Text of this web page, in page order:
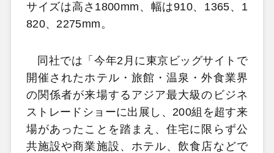
サイズは高さ1800mm、幅は910、1365、1
820、2275mm。
同社では「今年2月に東京ビッグサイトで
開催されたホテル・旅館・温泉・外食業界
の関係者が来場するアジア最大級のビジネ
ストレードショーに出展し、200組を超す来
場があったことを踏まえ、住宅に限らず公
共施設や商業施設、ホテル、飲食店などで